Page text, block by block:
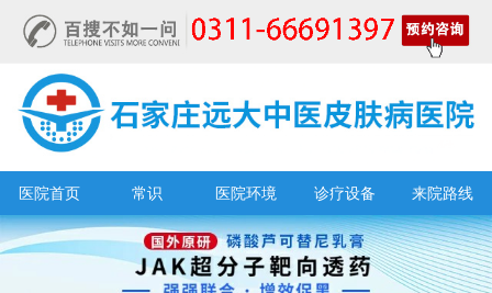
医院首页 常识 医院环境 诊疗设备 来院路线